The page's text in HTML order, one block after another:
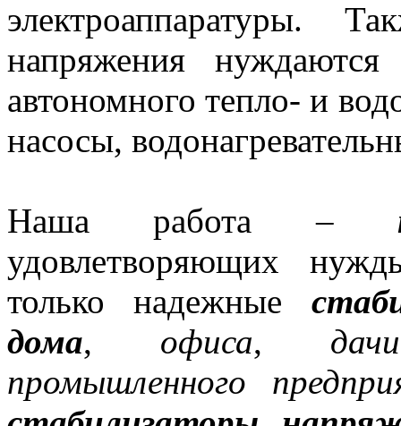
электроаппаратуры.
напряжения
автономного тепло- и
насосы,
Наша работа –
удовлетворяющих
только надежные
дома, офиса, дачи
промышленного